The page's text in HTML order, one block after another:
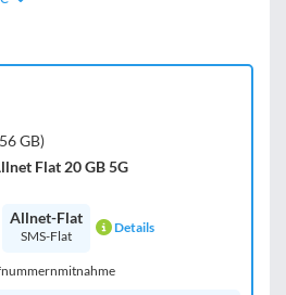
GB)
Flat 20 GB 5G
Allnet-Flat
SMS-Flat Details